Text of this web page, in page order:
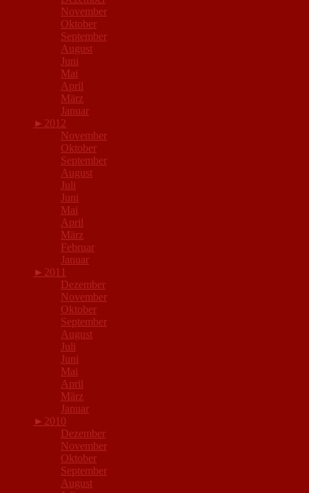
November
Oktober
September
August
Juni
Mai
April
März
Januar
► 2012
November
Oktober
September
August
Juli
Juni
Mai
April
März
Februar
Januar
► 2011
Dezember
November
Oktober
September
August
Juli
Juni
Mai
April
März
Januar
► 2010
Dezember
November
Oktober
September
August